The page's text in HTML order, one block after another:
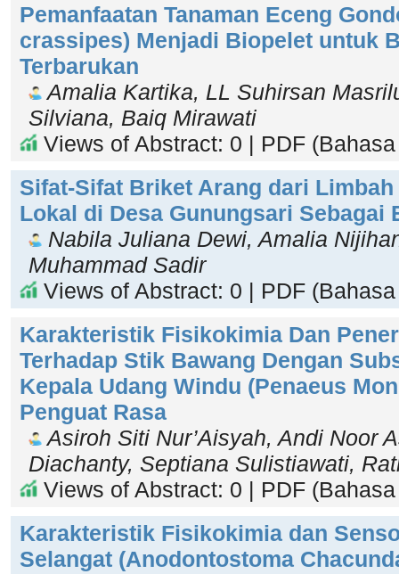
Pemanfaatan Tanaman Eceng
crassipes) Menjadi Biopelet untuk
Terbarukan
Amalia Kartika, LL Suhirsan
Silviana, Baiq Mirawati
Views of Abstract: 0 | PDF
Sifat-Sifat Briket Arang dari
Lokal di Desa Gunungsari Sebagai
Nabila Juliana Dewi, Amalia
Muhammad Sadir
Views of Abstract: 0 | PDF
Karakteristik Fisikokimia Dan
Terhadap Stik Bawang Dengan
Kepala Udang Windu (Penaeus
Penguat Rasa
Asiroh Siti Nur’Aisyah, Andi Noor
Diachanty, Septiana Sulistiawati,
Views of Abstract: 0 | PDF
Karakteristik Fisikokimia dan
Selangat (Anodontostoma